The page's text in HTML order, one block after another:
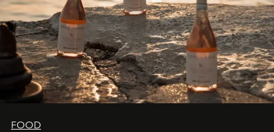
FOOD